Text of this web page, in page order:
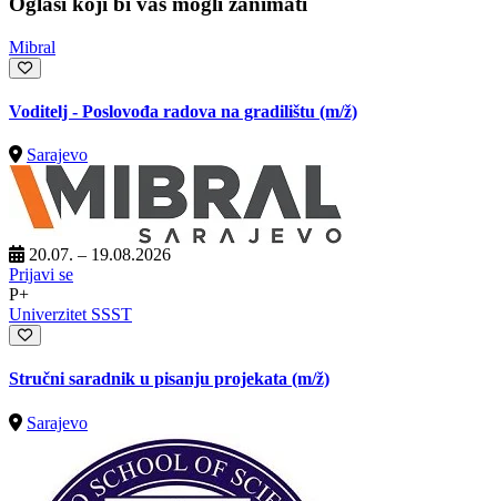
Mibral
Voditelj - Poslovođa radova na gradilištu (m/ž)
Sarajevo
20.07. – 19.08.2026
Prijavi se
P+
Univerzitet SSST
Stručni saradnik u pisanju projekata (m/ž)
Sarajevo